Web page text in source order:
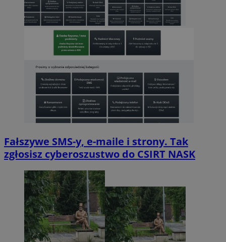
Fałszywe SMS-y, e-maile i strony. Tak
zgłosisz cyberoszustwo do CSIRT NASK